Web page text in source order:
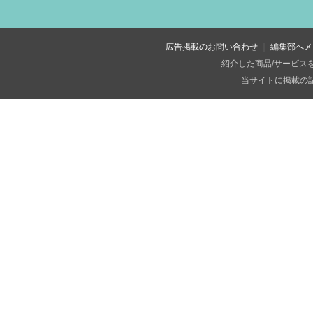
広告掲載のお問い合わせ
編集部へ
紹介した商品/サービス
当サイトに掲載の